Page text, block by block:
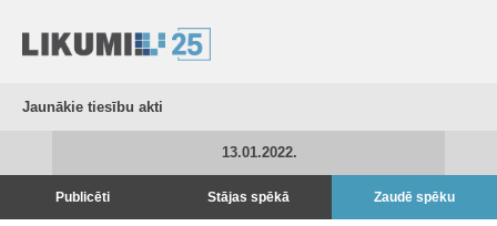
Jaunākie tiesību akti
13.01.2022.
Publicēti Stājas spēkā Zaudē spēku